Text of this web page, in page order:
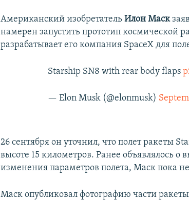
Американский изобретательИлон Маск
намерен запустить прототип космической
разрабатывает его компания SpaceX для
Starship SN8 with rear body flaps
— Elon Musk (@elonmusk)
26 сентября он уточнил, что полет ракеты
высоте 15 километров. Ранее объявлялось
изменения параметров полета, Маск пока
Маск опубликовал фотографию части